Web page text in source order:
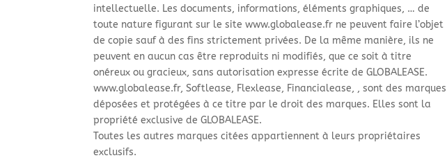
intellectuelle. Les documents, informations, éléments graphiques, … de
toute nature figurant sur le site www.globalease.fr ne peuvent faire l’objet
de copie sauf à des fins strictement privées. De la même manière, ils ne
peuvent en aucun cas être reproduits ni modifiés, que ce soit à titre
onéreux ou gracieux, sans autorisation expresse écrite de GLOBALEASE.
www.globalease.fr, Softlease, Flexlease, Financialease, , sont des marques
déposées et protégées à ce titre par le droit des marques. Elles sont la
propriété exclusive de GLOBALEASE.
Toutes les autres marques citées appartiennent à leurs propriétaires
exclusifs.